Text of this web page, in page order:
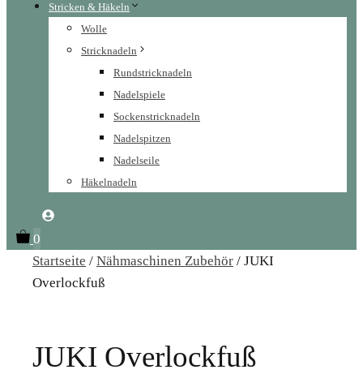
Stricken & Häkeln
Wolle
Stricknadeln
Rundstricknadeln
Nadelspiele
Sockenstricknadeln
Nadelspitzen
Nadelseile
Häkelnadeln
0
Startseite / Nähmaschinen Zubehör / JUKI
Overlockfuß
JUKI Overlockfuß